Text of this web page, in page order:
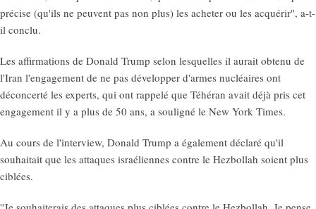
précise (qu'ils ne peuvent pas non plus) les acheter ou les acquérir'', a-t-
il conclu.
Les affirmations de Donald Trump selon lesquelles il aurait obtenu de
l'Iran l'engagement de ne pas développer d'armes nucléaires ont
déconcerté les experts, qui ont rappelé que Téhéran avait déjà pris cet
engagement il y a plus de 50 ans, a souligné le New York Times.
Au cours de l'interview, Donald Trump a également déclaré qu'il
souhaitait que les attaques israéliennes contre le Hezbollah soient plus
ciblées.